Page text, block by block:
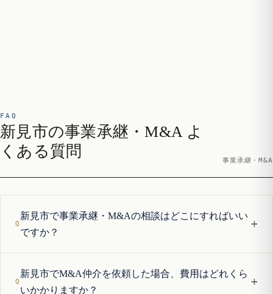
FAQ
新見市の事業承継・M&A よ
くある質問
事業承継・M&A
新見市で事業承継・M&Aの相談はどこにすればいい
ですか？
+
新見市でM&A仲介を依頼した場合、費用はどれくら
いかかりますか？
+